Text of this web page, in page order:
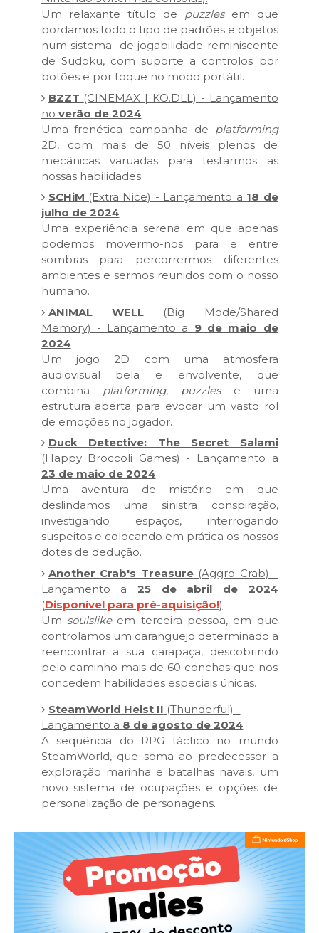
Um relaxante título de puzzles em que
bordamos todo o tipo de padrões e objetos
num sistema de jogabilidade reminiscente
de Sudoku, com suporte a controlos por
botões e por toque no modo portátil.
BZZT (CINEMAX | KO.DLL) - Lançamento
no verão de 2024
Uma frenética campanha de platforming
2D, com mais de 50 níveis plenos de
mecânicas varuadas para testarmos as
nossas habilidades.
SCHiM (Extra Nice) - Lançamento a 18 de
julho de 2024
Uma experiência serena em que apenas
podemos movermo-nos para e entre
sombras para percorrermos diferentes
ambientes e sermos reunidos com o nosso
humano.
ANIMAL WELL (Big Mode/Shared
Memory) - Lançamento a 9 de maio de
2024
Um jogo 2D com uma atmosfera
audiovisual bela e envolvente, que
combina platforming, puzzles e uma
estrutura aberta para evocar um vasto rol
de emoções no jogador.
Duck Detective: The Secret Salami
(Happy Broccoli Games) - Lançamento a
23 de maio de 2024
Uma aventura de mistério em que
deslindamos uma sinistra conspiração,
investigando espaços, interrogando
suspeitos e colocando em prática os nossos
dotes de dedução.
Another Crab's Treasure(Aggro Crab) -
Lançamento a 25 de abril de 2024
(Disponível para pré-aquisição!)
Um soulslike em terceira pessoa, em que
controlamos um caranguejo determinado a
reencontrar a sua carapaça, descobrindo
pelo caminho mais de 60 conchas que nos
concedem habilidades especiais únicas.
SteamWorld Heist II (Thunderful) -
Lançamento a 8 de agosto de 2024
A sequência do RPG táctico no mundo
SteamWorld, que soma ao predecessor a
exploração marinha e batalhas navais, um
novo sistema de ocupações e opções de
personalização de personagens.